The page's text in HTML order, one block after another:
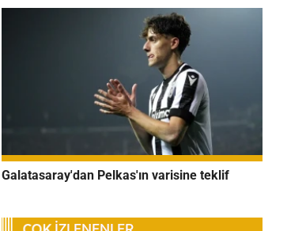
Galatasaray'dan Pelkas'ın varisine teklif